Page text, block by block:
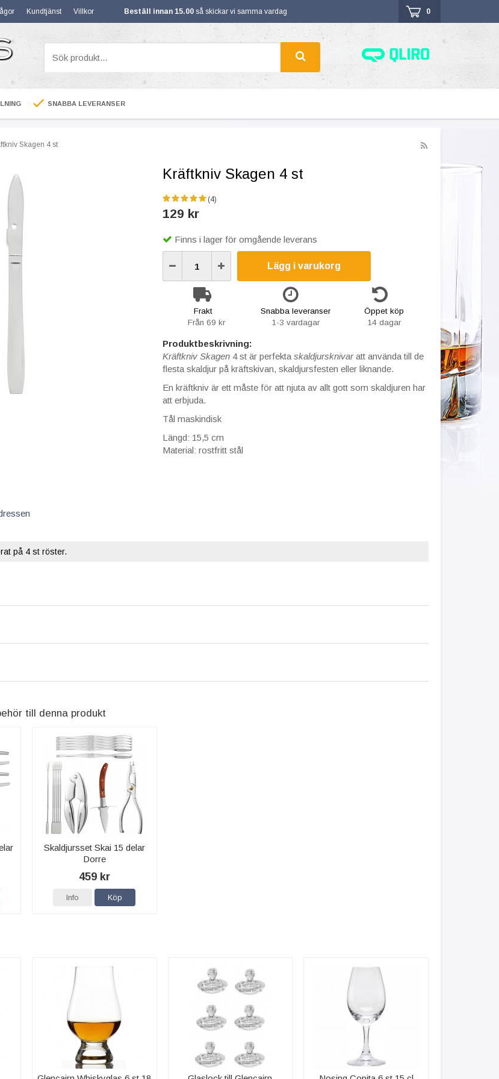
Kundtjänst Villkor Beställ innan 15.00 så skickar vi samma vardag 0
SNABBA LEVERANSER
Skagen 4 st
Kräftkniv Skagen 4 st
(4)
129 kr
Finns i lager för omgående leverans
Lägg i varukorg
Frakt
Från 69 kr
Snabba leveranser
1-3 vardagar
Öppet köp
14 dagar
Produktbeskrivning:
Kräftkniv Skagen4 st är perfekta skaldjursknivaratt använda till de
flesta skaldjur på kräftskivan, skaldjursfesten eller liknande.
En kräftkniv är ett måste för att njuta av allt gott som skaldjuren har
att erbjuda.
Tål maskindisk
Längd: 15,5 cm
Material: rostfritt stål
på 4 st röster.
till denna produkt
Skaldjursset Skai 15 delar
Dorre
459 kr
Info Köp